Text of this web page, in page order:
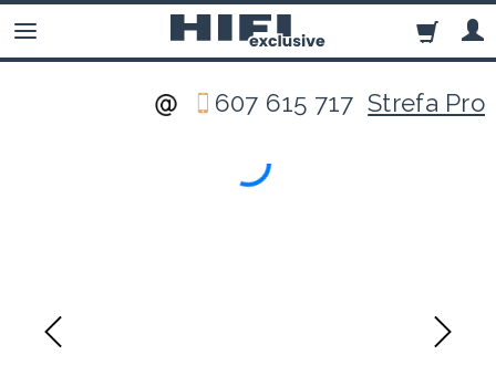
607 615 717Strefa Pro